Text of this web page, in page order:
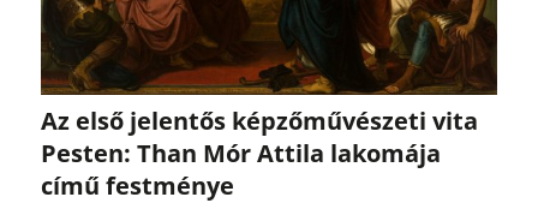
Az első jelentős képzőművészeti vita
Pesten: Than Mór Attila lakomája
című festménye